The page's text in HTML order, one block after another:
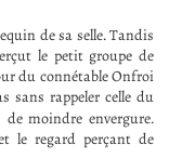
de sa selle. Tandis
le petit groupe de
du connétable Onfroi
sans rappeler celle du
moindre envergure.
le regard perçant de